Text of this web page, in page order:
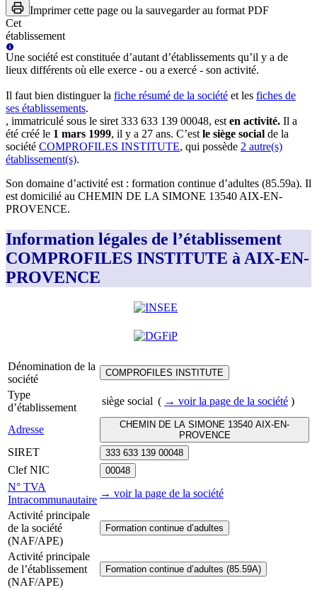
Imprimer cette page ou la sauvegarder au format PDF
Cet
établissement
Une société est constituée d’autant d’établissements qu’il y a de
lieux différents où elle exerce - ou a exercé - son activité.
Il faut bien distinguer la fiche résumé de la société et les fiches de
ses établissements.
, immatriculé sous le siret 333 633 139 00048, est en activité. Il a
été créé le 1 mars 1999, il y a 27 ans. C’est le siège social de la
société COMPROFILES INSTITUTE, qui possède 2 autre(s)
établissement(s).
Son domaine d’activité est : formation continue d’adultes (85.59a). Il
est domicilié au CHEMIN DE LA SIMONE 13540 AIX-EN-
PROVENCE.
Information légales de l’établissement
COMPROFILES INSTITUTE à AIX-EN-
PROVENCE
Dénomination de la
société
COMPROFILES INSTITUTE
Type
d’établissement
siège social ( → voir la page de la société )
Adresse
CHEMIN DE LA SIMONE 13540 AIX-EN-
PROVENCE
SIRET 333 633 139 00048
Clef NIC 00048
N° TVA
Intracommunautaire
→ voir la page de la société
Activité principale
de la société
(NAF/APE)
Formation continue d’adultes
Activité principale
de l’établissement
(NAF/APE)
Formation continue d’adultes (85.59A)